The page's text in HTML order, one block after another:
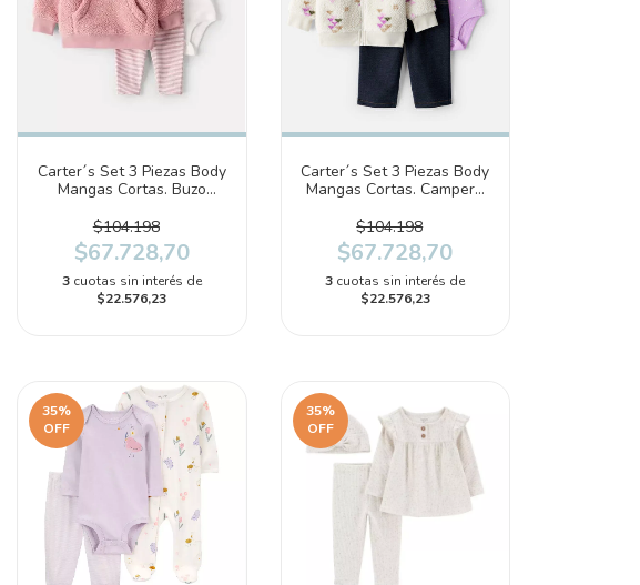
Carter´s Set 3 Piezas Body
Mangas Cortas. Buzo
(1U039510)
$104.198
$67.728,70
3 cuotas sin interés de
$22.576,23
Carter´s Set 3 Piezas Body
Mangas Cortas. Campera
(1U039310)
$104.198
$67.728,70
3 cuotas sin interés de
$22.576,23
35%
OFF
35%
OFF